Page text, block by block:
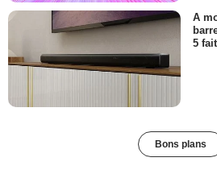
A
5
Bons plans